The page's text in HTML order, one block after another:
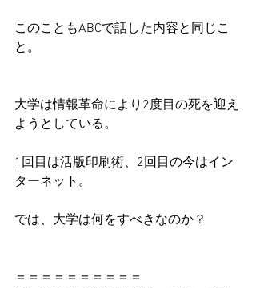
このこともABCで話した内容と同じこ
と。
大学は情報革命により2度目の死を迎え
ようとしている。
1回目は活版印刷術、2回目の今はイン
ターネット。
では、大学は何をすべきなのか？
＝＝＝＝＝＝＝＝＝＝